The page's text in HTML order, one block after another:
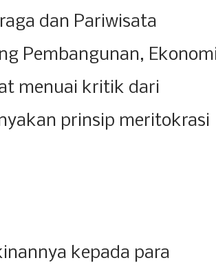
dan Pariwisata
Pembangunan,
menuai kritik dari
prinsip meritokrasi
kepada para